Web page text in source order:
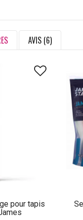
AVIS (6)
pour tapis